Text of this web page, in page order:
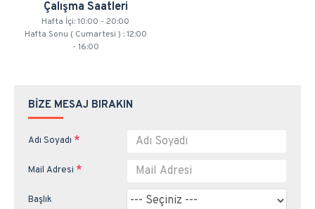
Çalışma Saatleri
Hafta İçi: 10:00 - 20:00
Hafta Sonu ( Cumartesi ) : 12:00
- 16:00
BİZE MESAJ BIRAKIN
Adı Soyadı
Mail Adresi
Başlık